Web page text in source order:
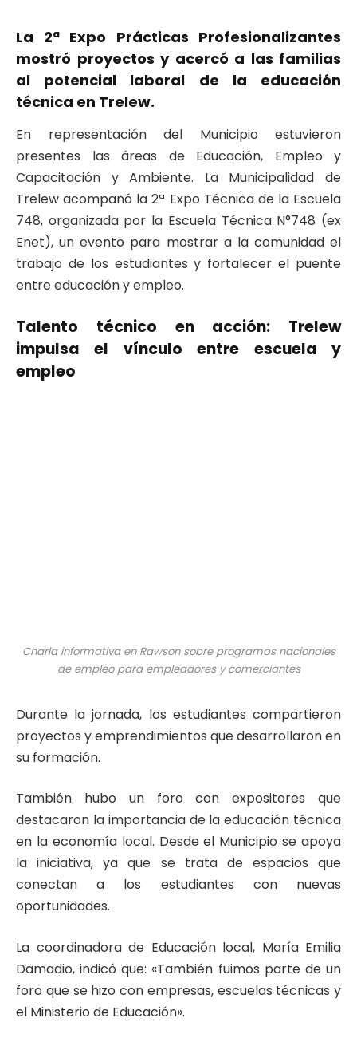
La 2ª Expo Prácticas Profesionalizantes
mostró proyectos y acercó a las familias
al potencial laboral de la educación
técnica en Trelew.
En representación del Municipio estuvieron
presentes las áreas de Educación, Empleo y
Capacitación y Ambiente. La Municipalidad de
Trelew acompañó la 2ª Expo Técnica de la Escuela
748, organizada por la Escuela Técnica N°748 (ex
Enet), un evento para mostrar a la comunidad el
trabajo de los estudiantes y fortalecer el puente
entre educación y empleo.
Talento técnico en acción: Trelew
impulsa el vínculo entre escuela y
empleo
Charla informativa en Rawson sobre programas nacionales
de empleo para empleadores y comerciantes
Durante la jornada, los estudiantes compartieron
proyectos y emprendimientos que desarrollaron en
su formación.
También hubo un foro con expositores que
destacaron la importancia de la educación técnica
en la economía local. Desde el Municipio se apoya
la iniciativa, ya que se trata de espacios que
conectan a los estudiantes con nuevas
oportunidades.
La coordinadora de Educación local, María Emilia
Damadio, indicó que: «También fuimos parte de un
foro que se hizo con empresas, escuelas técnicas y
el Ministerio de Educación».